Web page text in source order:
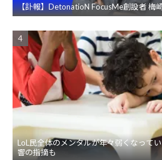
【訃報】DetonatioN FocusMe創設者 梅
LoL民全体のメンタルが年々弱くなって
響の指摘も